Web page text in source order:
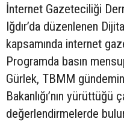
İnternet Gazeteciliği
Iğdır’da düzenlenen
kapsamında internet
Programda basın
Gürlek, TBMM
Bakanlığı’nın yürüttüğü
değerlendirmelerde